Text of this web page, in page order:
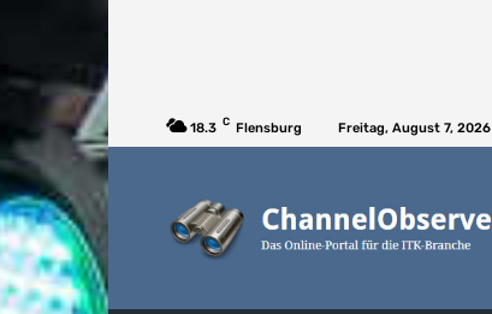
18.3 C Flensburg Freitag, August 7, 2026